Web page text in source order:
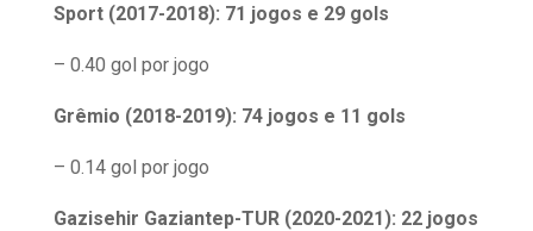
Sport (2017-2018): 71 jogos e 29 gols
– 0.40 gol por jogo
Grêmio (2018-2019): 74 jogos e 11 gols
– 0.14 gol por jogo
Gazisehir Gaziantep-TUR (2020-2021): 22 jogos